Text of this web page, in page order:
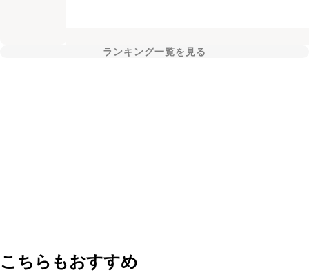
ランキング一覧を見る
こちらもおすすめ